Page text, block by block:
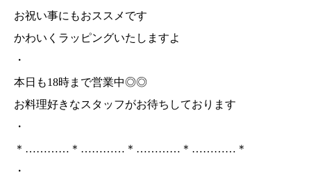
お祝い事にもおススメです
かわいくラッピングいたしますよ
・
本日も18時まで営業中◎◎
お料理好きなスタッフがお待ちしております
・
＊…………＊…………＊…………＊…………＊
・